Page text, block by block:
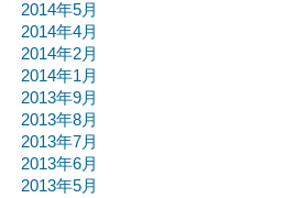
2014年5月
2014年4月
2014年2月
2014年1月
2013年9月
2013年8月
2013年7月
2013年6月
2013年5月